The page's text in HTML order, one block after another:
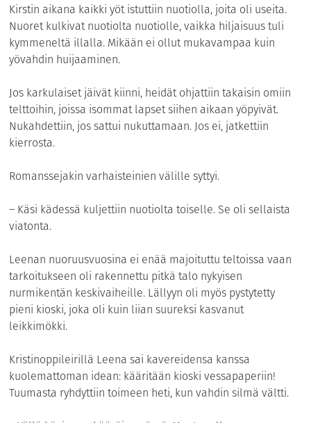
Kirstin aikana kaikki yöt istuttiin nuotiolla, joita oli useita.
Nuoret kulkivat nuotiolta nuotiolle, vaikka hiljaisuus tuli
kymmeneltä illalla. Mikään ei ollut mukavampaa kuin
yövahdin huijaaminen.
Jos karkulaiset jäivät kiinni, heidät ohjattiin takaisin omiin
telttoihin, joissa isommat lapset siihen aikaan yöpyivät.
Nukahdettiin, jos sattui nukuttamaan. Jos ei, jatkettiin
kierrosta.
Romanssejakin varhaisteinien välille syttyi.
– Käsi kädessä kuljettiin nuotiolta toiselle. Se oli sellaista
viatonta.
Leenan nuoruusvuosina ei enää majoituttu teltoissa vaan
tarkoitukseen oli rakennettu pitkä talo nykyisen
nurmikentän keskivaiheille. Lällyyn oli myös pystytetty
pieni kioski, joka oli kuin liian suureksi kasvanut
leikkimökki.
Kristinoppileirillä Leena sai kavereidensa kanssa
kuolemattoman idean: kääritään kioski vessapaperiin!
Tuumasta ryhdyttiin toimeen heti, kun vahdin silmä vältti.